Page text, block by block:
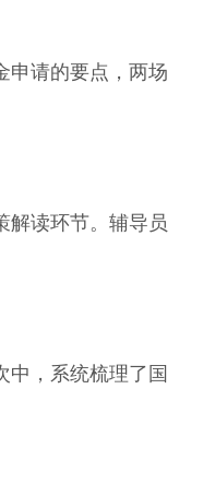
申请的要点，两场
解读环节。辅导员
中，系统梳理了国